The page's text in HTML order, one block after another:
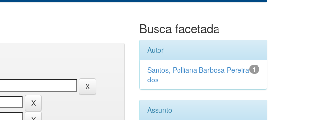
Busca facetada
Autor
1
Santos, Polliana Barbosa Pereira
dos
Assunto